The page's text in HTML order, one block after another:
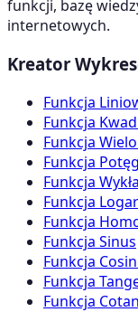
funkcji, bazę
internetowych.
Kreator
Funkcja
Funkcja
Funkcja
Funkcja
Funkcja
Funkcja
Funkcja
Funkcja Sinus
Funkcja
Funkcja
Funkcja